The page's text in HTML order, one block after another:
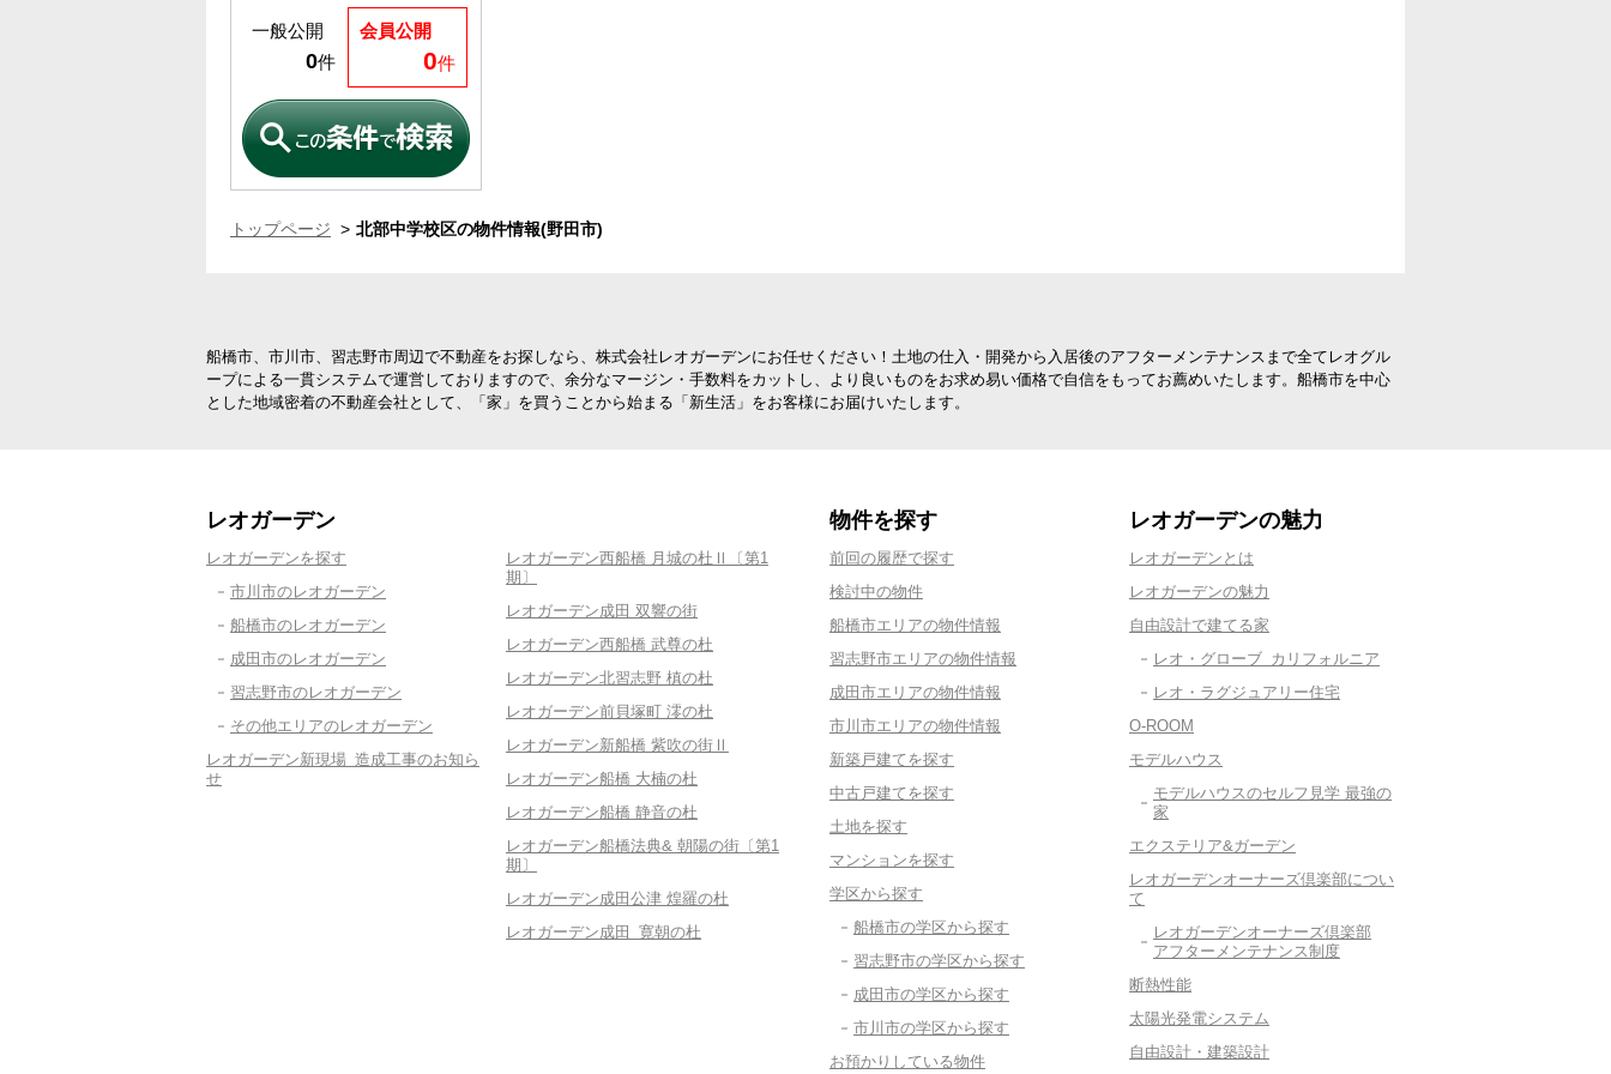
会員公開
0件
一般公開
0件
トップページ 北部中学校区の物件情報(野田市)
船橋市、市川市、習志野市周辺で不動産をお探しなら、株式会社レオガーデンにお任せください！土地の仕入・開発から入居後のアフターメンテナンスまで全てレオグル
ープによる一貫システムで運営しておりますので、余分なマージン・手数料をカットし、より良いものをお求め易い価格で自信をもってお薦めいたします。船橋市を中心
とした地域密着の不動産会社として、「家」を買うことから始まる「新生活」をお客様にお届けいたします。
レオガーデン
レオガーデンを探す
市川市のレオガーデン
船橋市のレオガーデン
成田市のレオガーデン
習志野市のレオガーデン
その他エリアのレオガーデン
レオガーデン新現場 造成工事のお知ら
せ
レオガーデン西船橋 月城の杜Ⅱ〔第1
期〕
レオガーデン成田 双響の街
レオガーデン西船橋 武尊の杜
レオガーデン北習志野 槙の杜
レオガーデン前貝塚町 澪の杜
レオガーデン新船橋 紫吹の街Ⅱ
レオガーデン船橋 大楠の杜
レオガーデン船橋 静音の杜
レオガーデン船橋法典& 朝陽の街〔第1
期〕
レオガーデン成田公津 煌羅の杜
レオガーデン成田 寛朝の杜
物件を探す
前回の履歴で探す
検討中の物件
船橋市エリアの物件情報
習志野市エリアの物件情報
成田市エリアの物件情報
市川市エリアの物件情報
新築戸建てを探す
中古戸建てを探す
土地を探す
マンションを探す
学区から探す
船橋市の学区から探す
習志野市の学区から探す
成田市の学区から探す
市川市の学区から探す
お預かりしている物件
レオガーデンの魅力
レオガーデンとは
レオガーデンの魅力
自由設計で建てる家
レオ・グローブ カリフォルニア
レオ・ラグジュアリー住宅
O-ROOM
モデルハウス
モデルハウスのセルフ見学 最強の
家
エクステリア&ガーデン
レオガーデンオーナーズ倶楽部につい
て
レオガーデンオーナーズ倶楽部
アフターメンテナンス制度
断熱性能
太陽光発電システム
自由設計・建築設計